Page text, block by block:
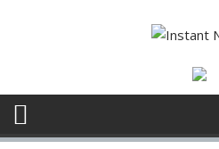
t
c